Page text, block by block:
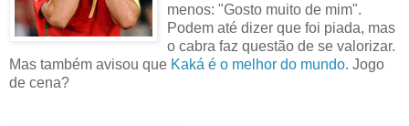
menos: "Gosto muito de mim".
Podem até dizer que foi piada, mas
o cabra faz questão de se valorizar.
Mas também avisou que Kaká é o melhor do mundo. Jogo
de cena?